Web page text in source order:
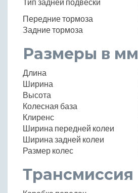
Передние тормоза
Задние тормоза
Размеры в мм
Длина
Ширина
Высота
Колесная база
Клиренс
Ширина передней колеи
Ширина задней колеи
Размер колес
Трансмиссия